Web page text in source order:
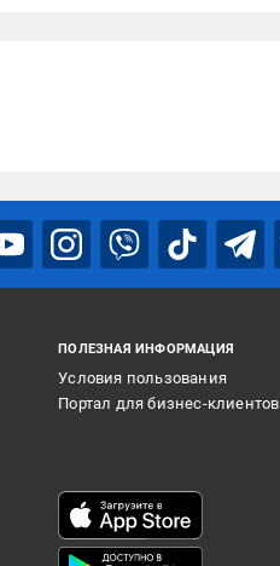
ПОЛЕЗНАЯ ИНФОРМАЦИЯ
Условия пользования
Портал для бизнес-клиентов